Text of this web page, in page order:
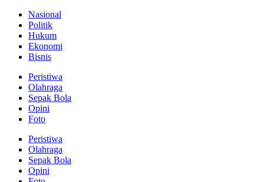
Nasional
Politik
Hukum
Ekonomi
Bisnis
Peristiwa
Olahraga
Sepak Bola
Opini
Foto
Peristiwa
Olahraga
Sepak Bola
Opini